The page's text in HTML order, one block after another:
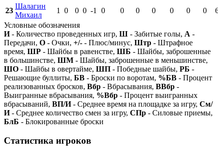
23
Шалагин
Михаил
1 0 0 0 -1 0 0 0 0 0 0 0
Условные обозначения
И- Количество проведенных игр, Ш - Забитые голы, А -
Передачи, О - Очки, +/- - Плюс/минус, Штр - Штрафное
время, ШР - Шайбы в равенстве, ШБ - Шайбы, заброшенные
в большинстве, ШМ - Шайбы, заброшенные в меньшинстве,
ШО - Шайбы в овертайме, ШП - Победные шайбы, РБ -
Решающие буллиты, БВ - Броски по воротам, %БВ - Процент
реализованных бросков, Вбр - Вбрасывания, ВВбр -
Выигранные вбрасывания, %Вбр - Процент выигранных
вбрасываний, ВП/И- Среднее время на площадке за игру, См/
И- Среднее количество смен за игру, СПр - Силовые приемы,
БлБ - Блокированные броски
Статистика игроков